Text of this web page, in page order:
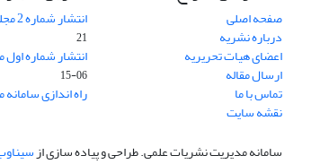
صفحه اصلی
درباره نشریه
اعضای هیات تحریریه
ارسال مقاله
تماس با ما
نقشه سایت
انتشار شماره 2 مجله توسعه فضاهای پیراشهری
21
انتشار شماره
06-15
راه اندازی سامانه
سامانه مدیریت نشریات علمی.طراحی و پیاده سازی از